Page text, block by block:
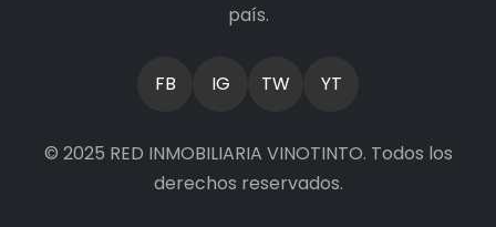
país.
FB IG TW YT
© 2025 RED INMOBILIARIA VINOTINTO. Todos los
derechos reservados.